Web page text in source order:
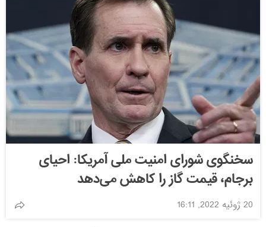
سخنگوی شورای امنیت ملی آمریکا: احیای
برجام، قیمت گاز را کاهش می‌دهد
20 ژوئیه 2022, 16:11